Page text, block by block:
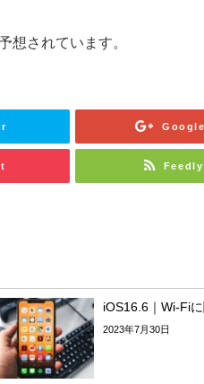
想されています。
Feedly
iOS16.6｜Wi-Fi
2023年7月30日